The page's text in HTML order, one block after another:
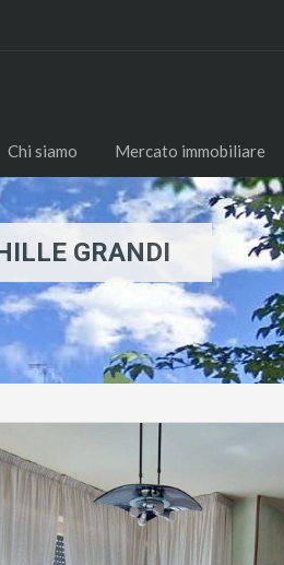
Chi siamo Mercato immobiliare
GRANDI